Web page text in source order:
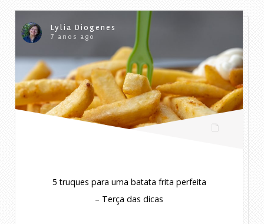
Lylia Diogenes
7 anos ago
5 truques para uma batata frita perfeita
– Terça das dicas